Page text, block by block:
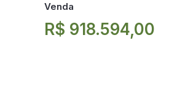
Venda
R$ 918.594,00